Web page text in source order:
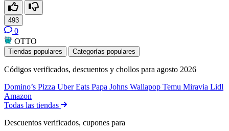
493
0
OTTO
Tiendas populares Categorías populares
Códigos verificados, descuentos y chollos para agosto 2026
Domino’s Pizza Uber Eats Papa Johns Wallapop Temu Miravia Lidl
Amazon
Todas las tiendas
Descuentos verificados, cupones para